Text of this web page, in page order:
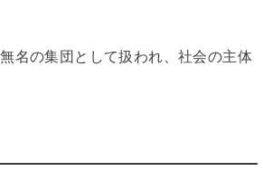
名の集団として扱われ、社会の主体